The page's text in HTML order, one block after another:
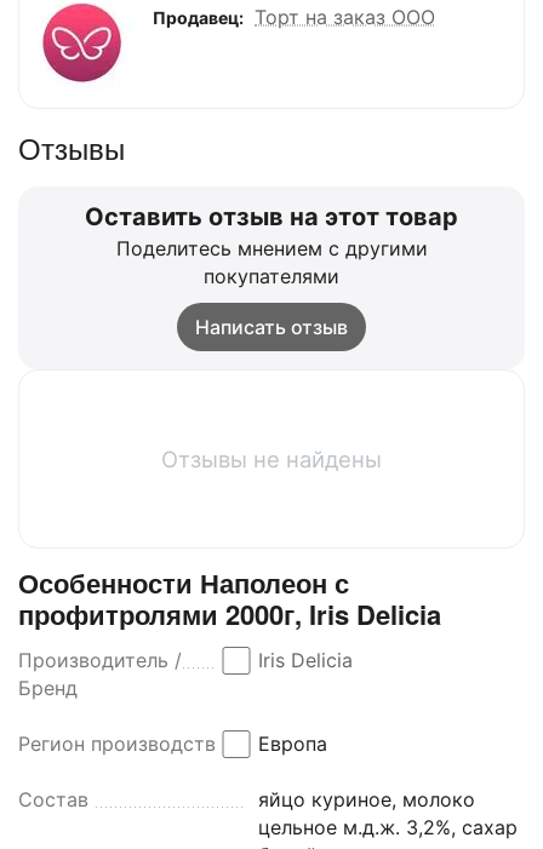
Продавец: Торт на заказ ООО
Отзывы
Оставить отзыв на этот товар
Поделитесь мнением с другими
покупателями
Написать отзыв
Отзывы не найдены
Особенности Наполеон с
профитролями 2000г, Iris Delicia
Производитель /
Бренд
Iris Delicia
Регион производства Европа
Состав
яйцо куриное, молоко
цельное м.д.ж. 3,2%, сахар